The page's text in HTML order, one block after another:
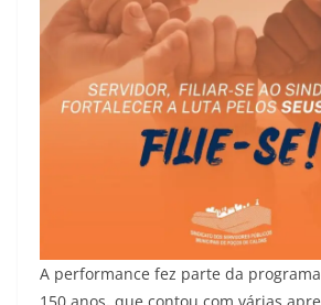
A performance fez parte da